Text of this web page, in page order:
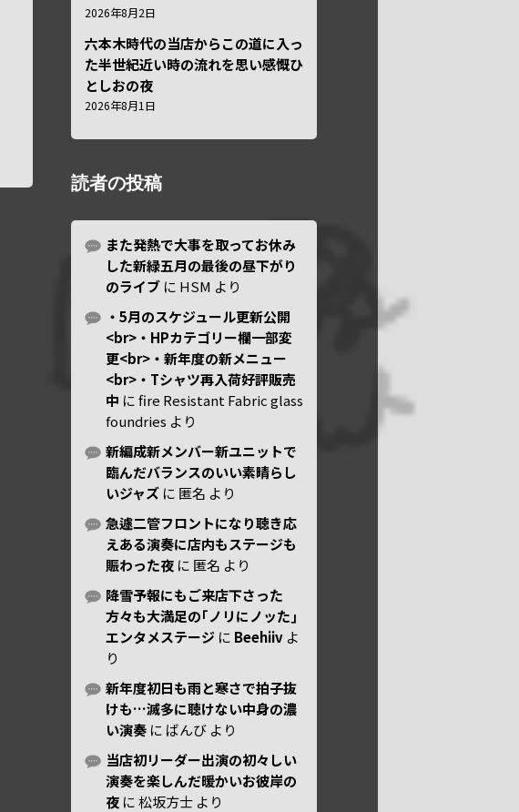
2026年8月2日
六本木時代の当店からこの道に入っ
た半世紀近い時の流れを思い感慨ひ
としおの夜
2026年8月1日
読者の投稿
また発熱で大事を取ってお休み
した新緑五月の最後の昼下がり
のライブ に HSM より
・5月のスケジュール更新公開
<br>・HPカテゴリー欄一部変
更<br>・新年度の新メニュー
<br>・Tシャツ再入荷好評販売
中 にfire Resistant Fabric glass
foundries より
新編成新メンバー新ユニットで
臨んだバランスのいい素晴らし
いジャズ に 匿名 より
急遽二管フロントになり聴き応
えある演奏に店内もステージも
賑わった夜 に 匿名 より
降雪予報にもご来店下さった
方々も大満足の｢ノリにノッた｣
エンタメステージ に Beehiiv よ
り
新年度初日も雨と寒さで拍子抜
けも…滅多に聴けない中身の濃
い演奏 に ばんび より
当店初リーダー出演の初々しい
演奏を楽しんだ暖かいお彼岸の
夜 に松坂方士 より